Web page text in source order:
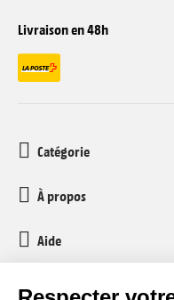
Livraison en 48h
Catégorie
À propos
Aide
Service client